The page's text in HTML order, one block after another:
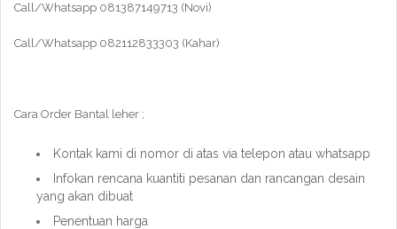
Call/Whatsapp 081387149713 (Novi)
Call/Whatsapp 082112833303 (Kahar)
Cara Order Bantal leher ;
Kontak kami di nomor di atas via telepon atau whatsapp
Infokan rencana kuantiti pesanan dan rancangan desain
yang akan dibuat
Penentuan harga